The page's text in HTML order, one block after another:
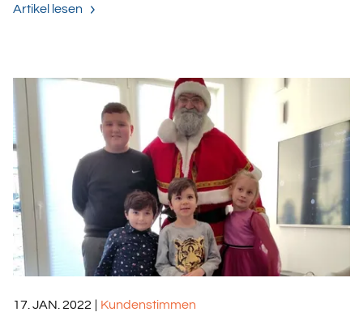
Artikel lesen
17. JAN. 2022 Kundenstimmen